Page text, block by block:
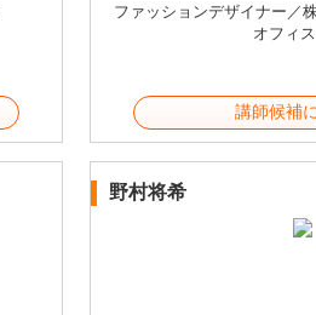
ファッションデザイナー／
オフィ
講師候補
野村将希